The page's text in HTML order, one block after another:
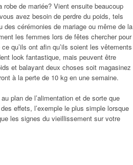
robe de mariée? Vient ensuite beaucoup
avez besoin de perdre du poids, tels
des cérémonies de mariage ou même de la
les femmes lors de fêtes chercher pour
qu’ils ont afin qu’ils soient les vêtements
look fantastique, mais peuvent être
et balayant deux choses soit magasinez
à la perte de 10 kg en une semaine.
plan de l’alimentation et de sorte que
effets, l’exemple le plus simple lorsque
les signes du vieillissement sur votre
10 kilos de poids en une semaine »